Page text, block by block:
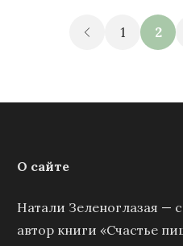
1 2
О сайте
Натали Зеленоглазая —
автор книги «Счастье